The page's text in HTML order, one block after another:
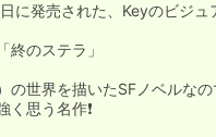
に発売された、Keyのビジ
終のステラ」
の世界を描いたSFノベルな
く思う名作❗️